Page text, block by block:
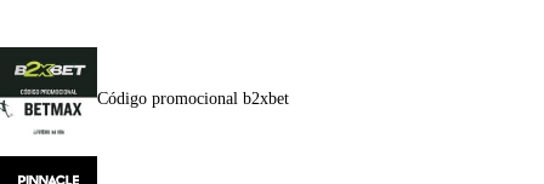
Código promocional b2xbet